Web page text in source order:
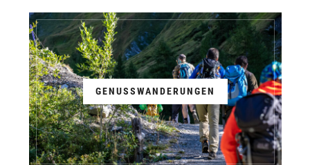
GENUSSWANDERUNGEN